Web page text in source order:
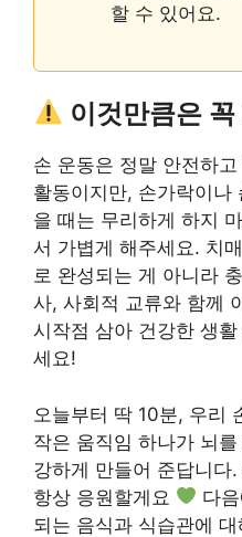
할 수 있어요.
이것만큼은
손 운동은 정말 안전하
활동이지만, 손가락이나
을 때는 무리하게 하지
서 가볍게 해주세요. 치
로 완성되는 게 아니라
사, 사회적 교류와 함께
시작점 삼아 건강한 생
세요!
오늘부터 딱 10분, 우리
작은 움직임 하나가 뇌
강하게 만들어 준답니다
항상 응원할게요
다
되는 음식과 식습관에